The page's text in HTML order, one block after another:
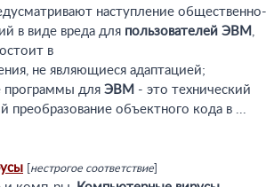
наступление общественно-
в виде вреда для пользователей ЭВМ ,
в
не являющиеся адаптацией;
программы для ЭВМ - это технический
объектного кода в ...
нестрогое соответствие